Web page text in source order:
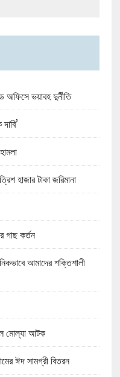
অফিসে ভয়াবহ দুর্নীতি
হাজার টাকা জরিমানা
গাছ কর্তন
আমাদের শক্তিশালী
মোল্যা আটক
ঈদ সামগ্রী বিতরন